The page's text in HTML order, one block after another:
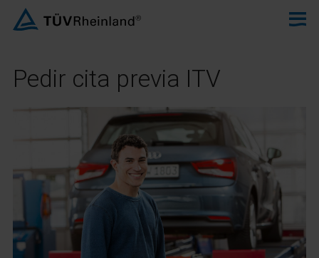
Pedir cita previa ITV